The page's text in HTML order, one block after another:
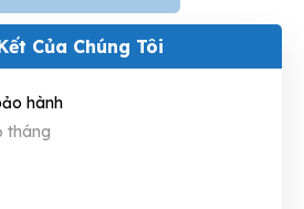
Của Chúng Tôi
hành
tháng